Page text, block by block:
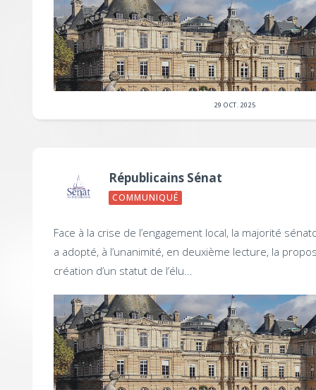
29 OCT. 2025
Républicains Sénat
COMMUNIQUÉ
Face à la crise de l’engagement local, la majorité
a adopté, à l’unanimité, en deuxième lecture, la
création d’un statut de l’élu...